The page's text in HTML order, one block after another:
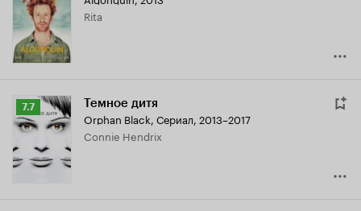
Rita
Рейтинг
Кинопоиска
7.7 Темное дитя
Orphan Black, Сериал, 2013–2017
Connie Hendrix